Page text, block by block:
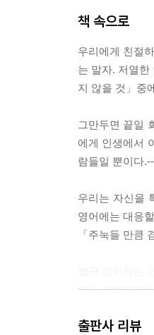
책 속으로
우리에게 친절
는 말자. 저열
지 않을 것」중
그만두면 끝일
에게 인생에서
람들일 뿐이다
우리는 자신을
영어에는 대응
「주눅들 만큼
만 노스트라다
출판사 리뷰